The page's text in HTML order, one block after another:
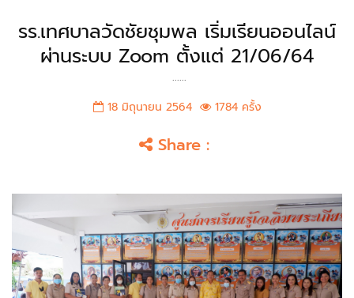
รร.เทศบาลวัดชัยชุมพล เริ่มเรียนออนไลน์
ผ่านระบบ Zoom ตั้งแต่ 21/06/64
......
18 มิถุนายน 2564
1784 ครั้ง
Share :